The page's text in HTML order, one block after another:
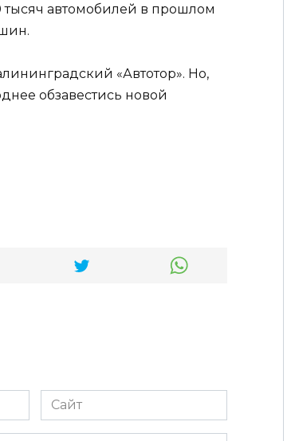
тысяч автомобилей в прошлом
«Автотор». Но,
обзавестись новой
Сайт